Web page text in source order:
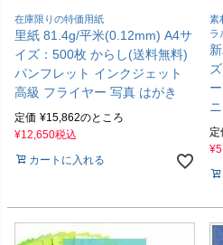
在庫限りの特価用紙
里紙 81.4g/平米(0.12mm) A4サ
イズ：500枚 からし(送料無料)
パンフレット インクジェット
高級 フライヤー 写真 はがき
定価 ¥15,862のところ
¥12,650税込
カートに入れる
素
ラ
定
¥